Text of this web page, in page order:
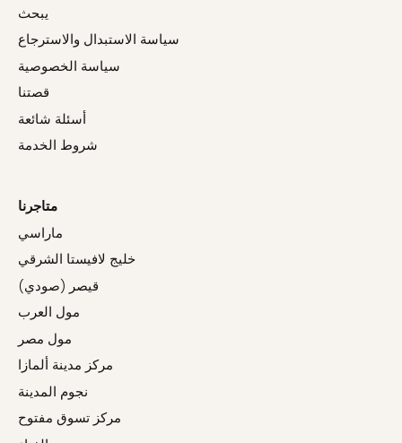
يبحث
سياسة الاستبدال والاسترجاع
سياسة الخصوصية
قصتنا
أسئلة شائعة
شروط الخدمة
متاجرنا
ماراسي
خليج لافيستا الشرقي
قيصر (صودي)
مول العرب
مول مصر
مركز مدينة ألمازا
نجوم المدينة
مركز تسوق مفتوح